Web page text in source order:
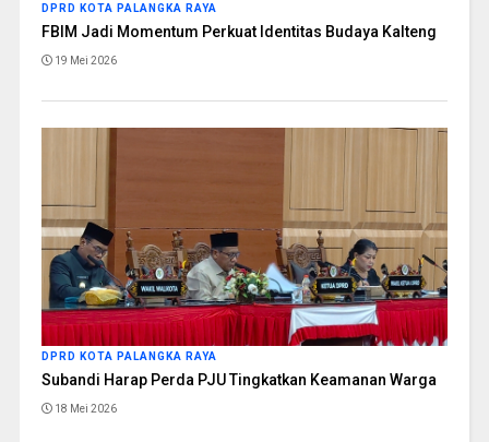
DPRD KOTA PALANGKA RAYA
FBIM Jadi Momentum Perkuat Identitas Budaya Kalteng
19 Mei 2026
DPRD KOTA PALANGKA RAYA
Subandi Harap Perda PJU Tingkatkan Keamanan Warga
18 Mei 2026